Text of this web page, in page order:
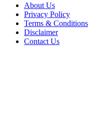
About Us
Privacy Policy
Terms & Conditions
Disclaimer
Contact Us